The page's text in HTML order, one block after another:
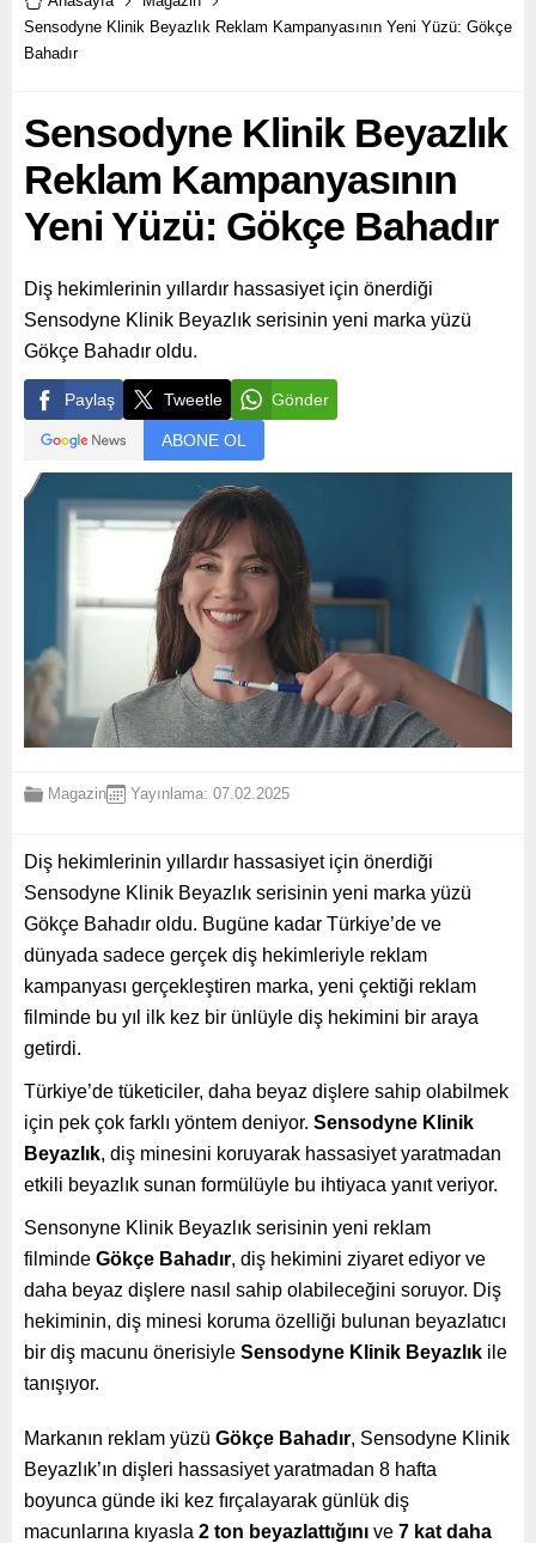
Sensodyne Klinik Beyazlık Reklam Kampanyasının Yeni Yüzü: Gökçe
Bahadır
Sensodyne Klinik Beyazlık
Reklam Kampanyasının
Yeni Yüzü: Gökçe Bahadır
Diş hekimlerinin yıllardır hassasiyet için önerdiği
Sensodyne Klinik Beyazlık serisinin yeni marka yüzü
Gökçe Bahadır oldu.
Paylaş Tweetle Gönder
ABONE OL
Magazin Yayınlama: 07.02.2025
Diş hekimlerinin yıllardır hassasiyet için önerdiği
Sensodyne Klinik Beyazlık serisinin yeni marka yüzü
Gökçe Bahadır oldu. Bugüne kadar Türkiye’de ve
dünyada sadece gerçek diş hekimleriyle reklam
kampanyası gerçekleştiren marka, yeni çektiği reklam
filminde bu yıl ilk kez bir ünlüyle diş hekimini bir araya
getirdi.
Türkiye’de tüketiciler, daha beyaz dişlere sahip olabilmek
için pek çok farklı yöntem deniyor. Sensodyne Klinik
Beyazlık, diş minesini koruyarak hassasiyet yaratmadan
etkili beyazlık sunan formülüyle bu ihtiyaca yanıt veriyor.
Sensonyne Klinik Beyazlık serisinin yeni reklam
filminde Gökçe Bahadır, diş hekimini ziyaret ediyor ve
daha beyaz dişlere nasıl sahip olabileceğini soruyor. Diş
hekiminin, diş minesi koruma özelliği bulunan beyazlatıcı
bir diş macunu önerisiyle Sensodyne Klinik Beyazlık ile
tanışıyor.
Markanın reklam yüzü Gökçe Bahadır, Sensodyne Klinik
Beyazlık’ın dişleri hassasiyet yaratmadan 8 hafta
boyunca günde iki kez fırçalayarak günlük diş
macunlarına kıyasla 2 ton beyazlattığını ve 7 kat daha